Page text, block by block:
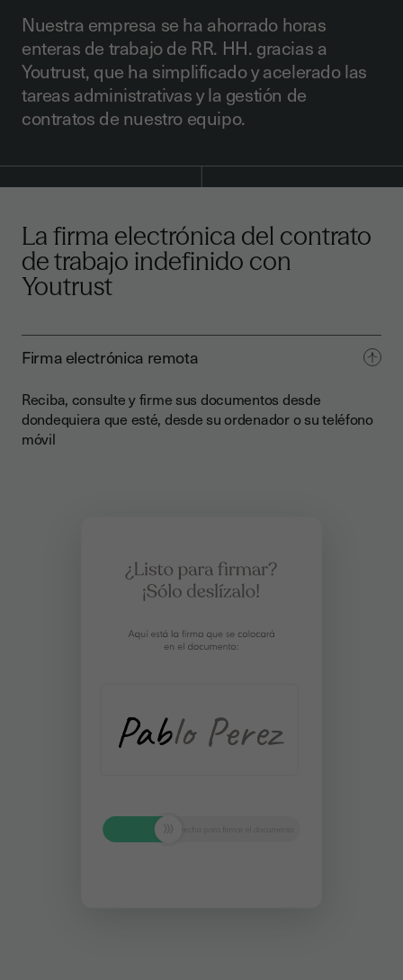
Nuestra empresa se ha ahorrado horas
enteras de trabajo de RR. HH. gracias a
Youtrust, que ha simplificado y acelerado las
tareas administrativas y la gestión de
contratos de nuestro equipo.
La firma electrónica del contrato
de trabajo indefinido con
Youtrust
Firma electrónica remota
Reciba, consulte y firme sus documentos desde
dondequiera que esté, desde su ordenador o su teléfono
móvil